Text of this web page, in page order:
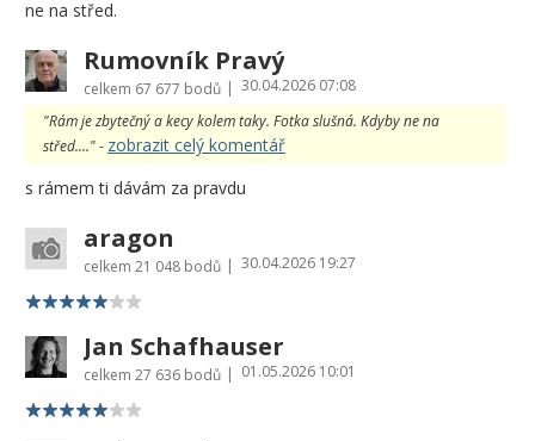
ne na střed.
Rumovník Pravý
celkem 67 677 bodů | 30.04.2026 07:08
"Rám je zbytečný a kecy kolem taky. Fotka slušná. Kdyby ne na
střed...." - zobrazit celý komentář
s rámem ti dávám za pravdu
aragon
celkem 21 048 bodů | 30.04.2026 19:27
Jan Schafhauser
celkem 27 636 bodů | 01.05.2026 10:01